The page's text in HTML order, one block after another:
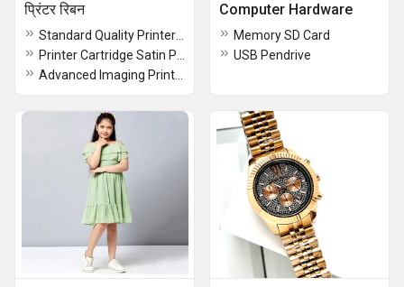
प्रिंटर रिबन Computer Hardware
Memory SD Card
USB Pendrive